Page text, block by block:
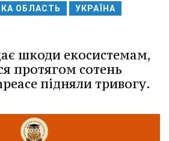
ОБЛАСТЬ УКРАЇНА
шкоди екосистемам,
протягом сотень
підняли тривогу.